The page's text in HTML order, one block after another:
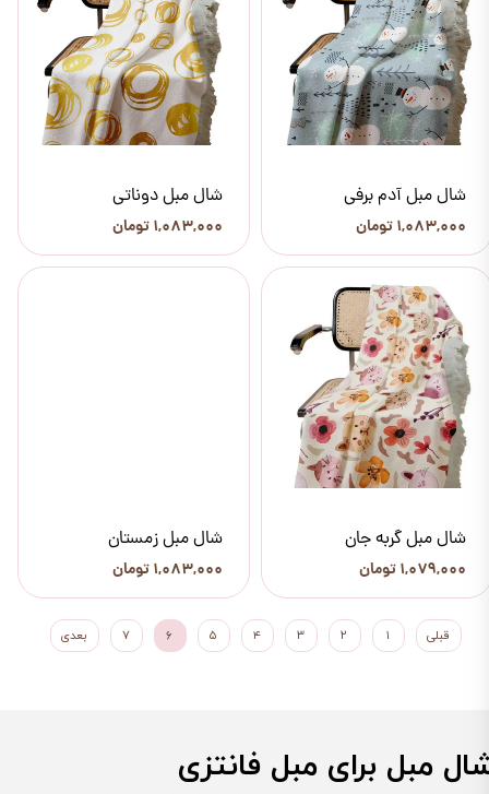
شال مبل آدم برفی
۱,۰۸۳,۰۰۰ تومان
شال مبل دوناتی
۱,۰۸۳,۰۰۰ تومان
شال مبل گربه جان
۱,۰۷۹,۰۰۰ تومان
شال مبل زمستان
۱,۰۸۳,۰۰۰ تومان
قبلی ۱ ۲ ۳ ۴ ۵ ۶ ۷ بعدی
مبل برای مبل فانتزی